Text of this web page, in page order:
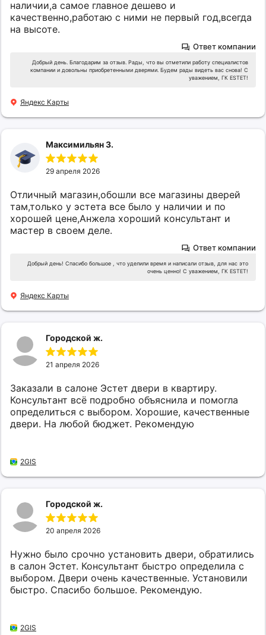
наличии,а самое главное дешево и
качественно,работаю с ними не первый год,всегда
на высоте.
Ответ компании
Добрый день. Благодарим за отзыв. Рады, что вы отметили работу специалистов
компании и довольны приобретенными дверями. Будем рады видеть вас снова! С
уважением, ГК ESTET!
Яндекс Карты
Максимильян З.
29 апреля 2026
Отличный магазин,обошли все магазины дверей
там,только у эстета все было у наличии и по
хорошей цене,Анжела хороший консультант и
мастер в своем деле.
Ответ компании
Добрый день! Спасибо большое , что уделили время и написали отзыв, для нас это
очень ценно! С уважением, ГК ESTET!
Яндекс Карты
Городской ж.
21 апреля 2026
Заказали в салоне Эстет двери в квартиру.
Консультант всё подробно объяснила и помогла
определиться с выбором. Хорошие, качественные
двери. На любой бюджет. Рекомендую
2GIS
Городской ж.
20 апреля 2026
Нужно было срочно установить двери, обратились
в салон Эстет. Консультант быстро определила с
выбором. Двери очень качественные. Установили
быстро. Спасибо большое. Рекомендую.
2GIS